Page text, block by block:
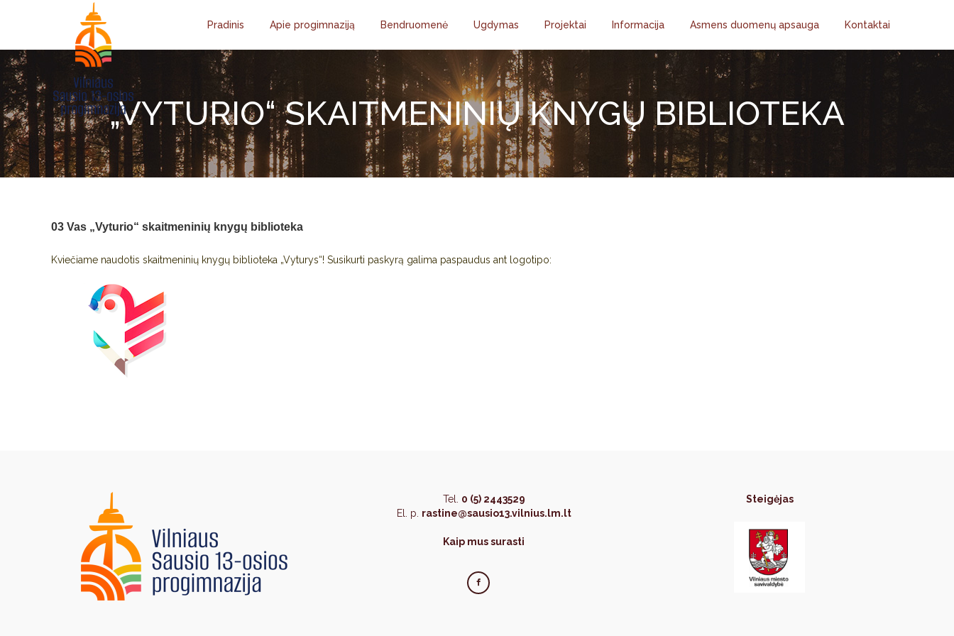
Pradinis Apie progimnaziją Bendruomenė Ugdymas Projektai Informacija Asmens duomenų apsauga Kontaktai
„VYTURIO“ SKAITMENINIŲ KNYGŲ BIBLIOTEKA
03 Vas „Vyturio“ skaitmeninių knygų biblioteka
Kviečiame naudotis skaitmeninių knygų biblioteka „Vyturys“! Susikurti paskyrą galima paspaudus ant logotipo:
Tel. 0 (5) 2443529
El. p. rastine@sausio13.vilnius.lm.lt
Kaip mus surasti
Steigėjas